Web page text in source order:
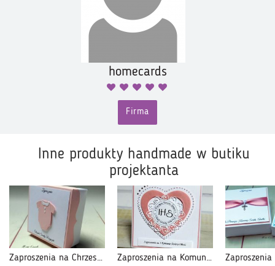
homecards
Firma
Inne produkty handmade w butiku
projektanta
Zaproszenia na Chrzest 3d body box Zaproszenia na Komunię - serce